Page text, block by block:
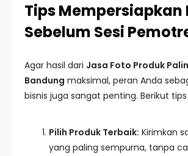
Tips Mempersiapkan
Sebelum Sesi
Agar hasil dari Jasa Foto Produk
Bandung maksimal, peran Anda
bisnis juga sangat penting. Berikut
Pilih Produk Terbaik: Kirimkan
yang paling sempurna, tanpa